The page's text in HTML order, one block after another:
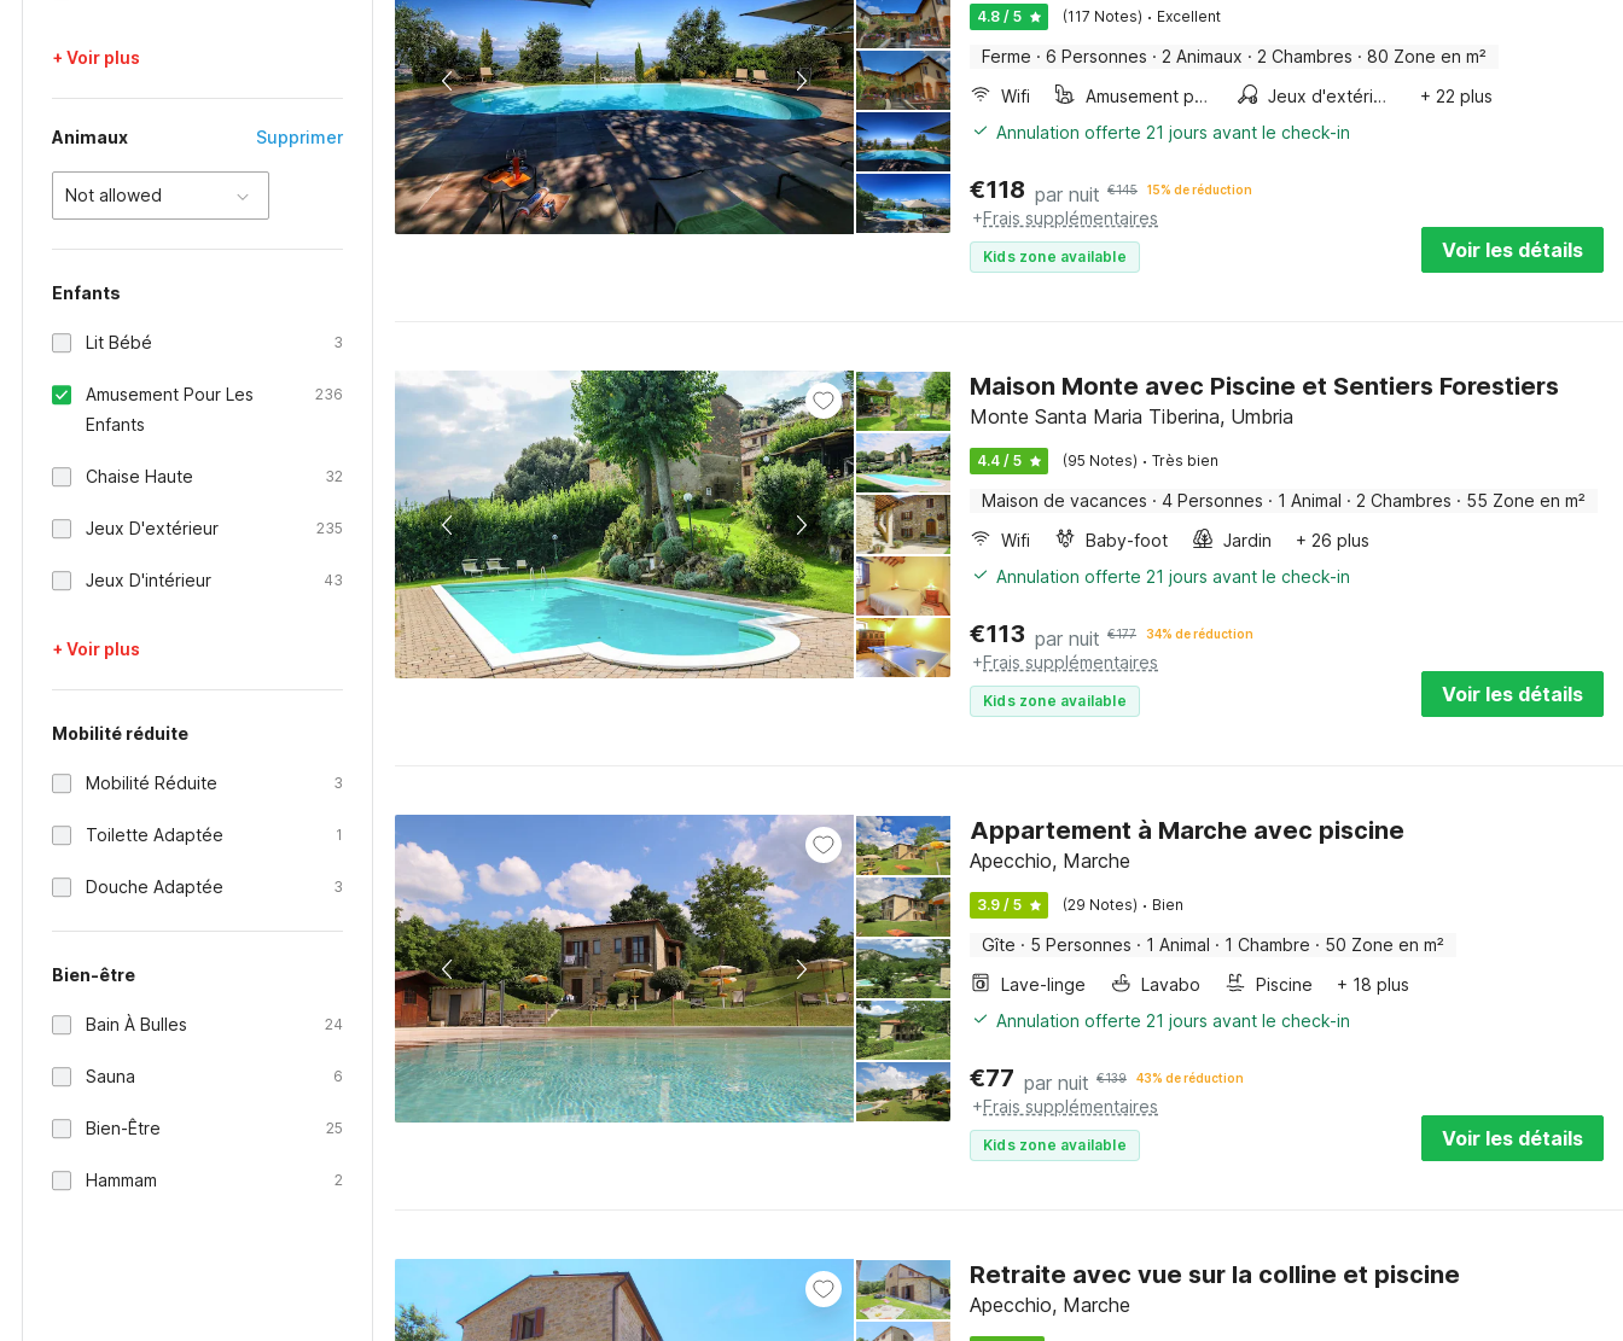
+ Voir plus
Animaux Supprimer
Not allowed
Enfants
Lit Bébé 3
Amusement Pour Les
Enfants
236
Chaise Haute 32
Jeux D'extérieur 235
Jeux D'intérieur 43
+ Voir plus
Mobilité réduite
Mobilité Réduite 3
Toilette Adaptée 1
Douche Adaptée 3
Bien-être
Bain À Bulles 24
Sauna 6
Bien-Être 25
Hammam 2
4.8 / 5 (117 Notes) · Excellent
Ferme · 6 Personnes · 2 Animaux · 2 Chambres · 80 Zone en m²
Wifi
Amusement pour les enfants Jeux d'extérieur
+ 22 plus
Annulation offerte 21 jours avant le check-in
€118 par nuit €145 15% de réduction
+Frais supplémentaires
Kids zone available Voir les détails
Maison Monte avec Piscine et Sentiers Forestiers
Monte Santa Maria Tiberina, Umbria
4.4 / 5 (95 Notes) · Très bien
Maison de vacances · 4 Personnes · 1 Animal · 2 Chambres · 55 Zone en m²
Wifi
Baby-foot Jardin
+ 26 plus
Annulation offerte 21 jours avant le check-in
€113 par nuit €177 34% de réduction
+Frais supplémentaires
Kids zone available Voir les détails
Appartement à Marche avec piscine
Apecchio, Marche
3.9 / 5 (29 Notes) · Bien
Gîte · 5 Personnes · 1 Animal · 1 Chambre · 50 Zone en m²
Lave-linge
Lavabo Piscine
+ 18 plus
Annulation offerte 21 jours avant le check-in
€77 par nuit €139 43% de réduction
+Frais supplémentaires
Kids zone available Voir les détails
Retraite avec vue sur la colline et piscine
Apecchio, Marche